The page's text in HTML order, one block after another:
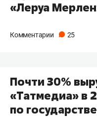
«Леруа
Комментарии 25
Почти 30%
«Татмедиа» в
по